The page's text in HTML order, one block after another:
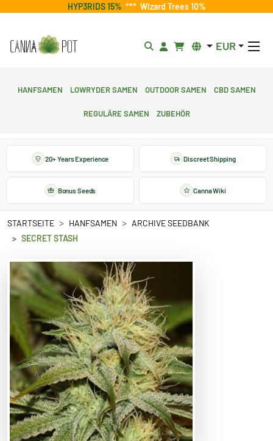
HYP3RIDS 15% *** Wizard Trees 10%
EUR
Hanfsamen Lowryder Samen Outdoor Samen CBD Samen
Reguläre Samen Zubehör
20+ Years Experience Discreet Shipping
Bonus Seeds Canna Wiki
STARTSEITE HANFSAMEN
ARCHIVE SEEDBANK
SECRET STASH